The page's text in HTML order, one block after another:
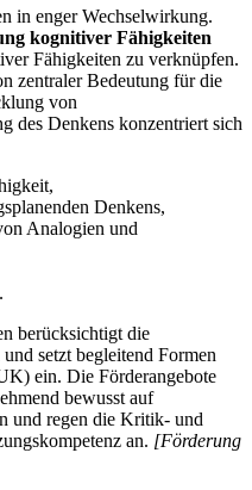
in enger Wechselwirkung.
kognitiver Fähigkeiten
Fähigkeiten zu verknüpfen.
zentraler Bedeutung für die
von
des Denkens konzentriert sich
Denkens,
Analogien und
berücksichtigt die
setzt begleitend Formen
ein. Die Förderangebote
bewusst auf
und regen die Kritik- und
an. [Förderung